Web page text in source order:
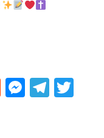
R
M T